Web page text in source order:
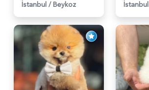
İstanbul / Beykoz İstanbul